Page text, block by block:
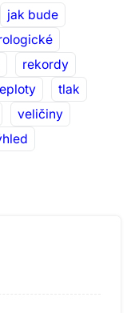
jak bude
rekordy
tlak
veličiny